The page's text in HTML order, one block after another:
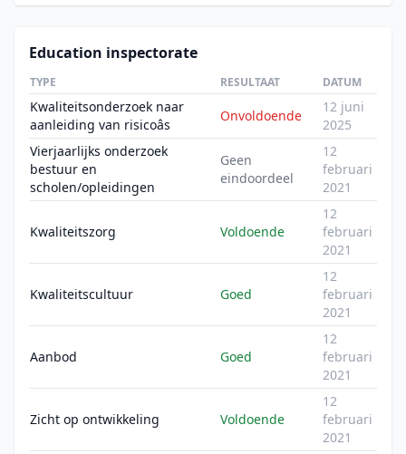
Education inspectorate
TYPE RESULTAAT DATUM
Kwaliteitsonderzoek naar
aanleiding van risicoâs
Onvoldoende
12 juni
2025
Vierjaarlijks onderzoek
bestuur en
scholen/opleidingen
Geen
eindoordeel
12
februari
2021
Kwaliteitszorg Voldoende
12
februari
2021
Kwaliteitscultuur Goed
12
februari
2021
Aanbod Goed
12
februari
2021
Zicht op ontwikkeling Voldoende
12
februari
2021